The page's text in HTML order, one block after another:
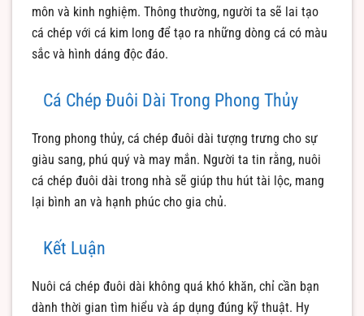
môn và kinh nghiệm. Thông thường, người ta sẽ lai tạo
cá chép với cá kim long để tạo ra những dòng cá có màu
sắc và hình dáng độc đáo.
Cá Chép Đuôi Dài Trong Phong Thủy
Trong phong thủy, cá chép đuôi dài tượng trưng cho sự
giàu sang, phú quý và may mắn. Người ta tin rằng, nuôi
cá chép đuôi dài trong nhà sẽ giúp thu hút tài lộc, mang
lại bình an và hạnh phúc cho gia chủ.
Kết Luận
Nuôi cá chép đuôi dài không quá khó khăn, chỉ cần bạn
dành thời gian tìm hiểu và áp dụng đúng kỹ thuật. Hy